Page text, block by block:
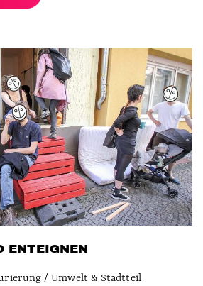
ENTEIGNEN
/ Umwelt & Stadtteil